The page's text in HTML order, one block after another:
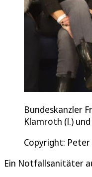
Bundeskanzler
Klamroth (l.)
Copyright:
Ein Notfallsanitäter